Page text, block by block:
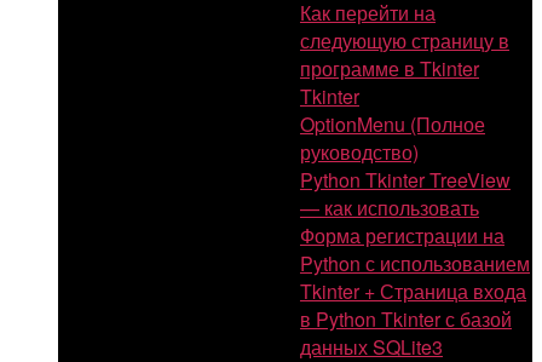
Как перейти на
следующую страницу в
программе в Tkinter
Tkinter
OptionMenu (Полное
руководство)
Python Tkinter TreeView
— как использовать
Форма регистрации на
Python с использованием
Tkinter + Страница входа
в Python Tkinter с базой
данных SQLite3